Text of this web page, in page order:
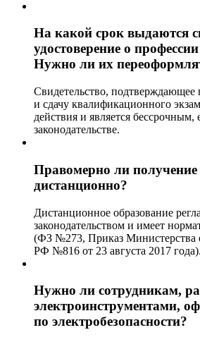
На какой срок выдаются
удостоверение о
Нужно ли их
Свидетельство, подтверждающее
и сдачу квалификационного
действия и является бессрочным,
законодательстве.
Правомерно ли получение
дистанционно?
Дистанционное образование
законодательством и имеет
(ФЗ №273, Приказ Министерства
РФ №816 от 23 августа 2017 года).
Нужно ли сотрудникам,
электроинструментами,
по электробезопасности?